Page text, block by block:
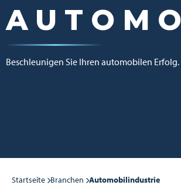
Beschleunigen Sie Ihren automobilen Erfolg.
Startseite Branchen Automobilindustrie